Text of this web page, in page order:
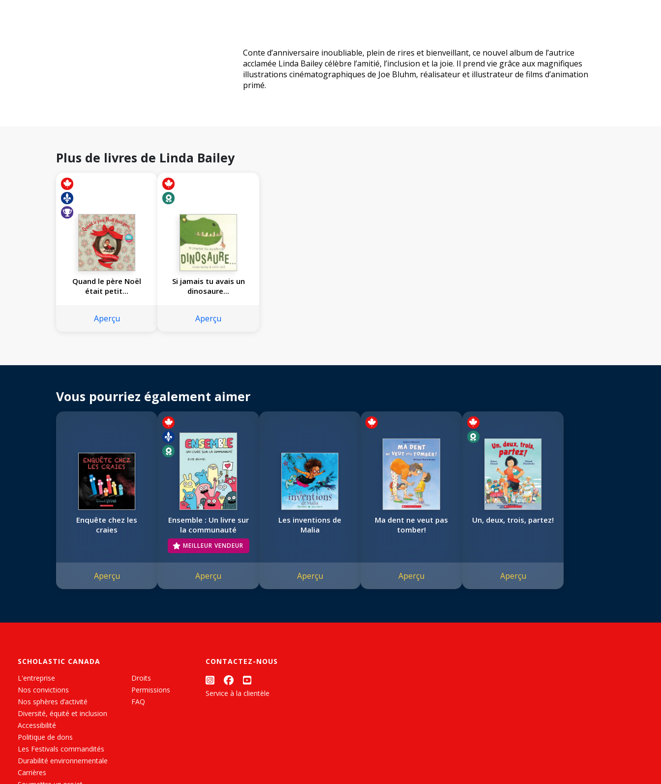
Conte d’anniversaire inoubliable, plein de rires et bienveillant, ce nouvel album de l’autrice
acclamée Linda Bailey célèbre l’amitié, l’inclusion et la joie. Il prend vie grâce aux magnifiques
illustrations cinématographiques de Joe Bluhm, réalisateur et illustrateur de films d’animation
primé.
Plus de livres de Linda Bailey
Quand le père Noël
était petit...
Aperçu
Si jamais tu avais un
dinosaure...
Aperçu
Vous pourriez également aimer
Enquête chez les
craies
Aperçu
Ensemble : Un livre sur
la communauté
MEILLEUR VENDEUR
Aperçu
Les inventions de
Malia
Aperçu
Ma dent ne veut pas
tomber!
Aperçu
Un, deux, trois, partez!
Aperçu
SCHOLASTIC CANADA
L'entreprise
Nos convictions
Nos sphères d’activité
Diversité, équité et inclusion
Accessibilité
Politique de dons
Les Festivals commandités
Durabilité environnementale
Carrières
Droits
Permissions
FAQ
CONTACTEZ-NOUS
Service à la clientèle